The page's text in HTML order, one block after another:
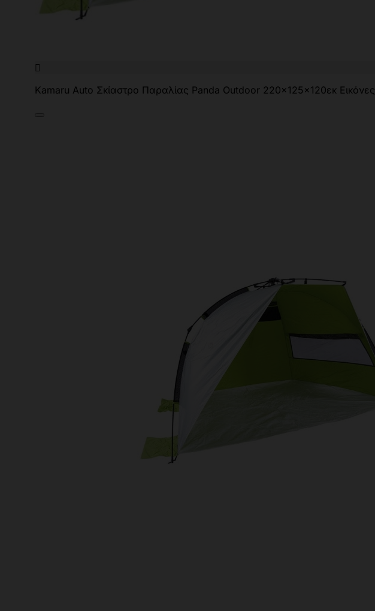

Kamaru Auto Σκίαστρο Παραλίας Panda Outdoor 220x125x120εκ Εικόνες